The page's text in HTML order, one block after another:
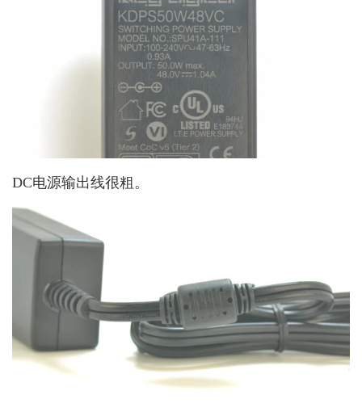
DC电源输出线很粗。